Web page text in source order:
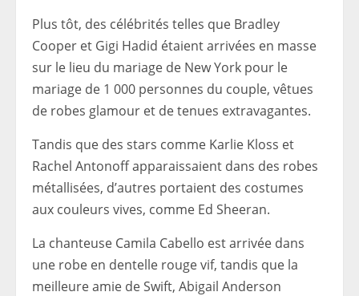
Plus tôt, des célébrités telles que Bradley
Cooper et Gigi Hadid étaient arrivées en masse
sur le lieu du mariage de New York pour le
mariage de 1 000 personnes du couple, vêtues
de robes glamour et de tenues extravagantes.
Tandis que des stars comme Karlie Kloss et
Rachel Antonoff apparaissaient dans des robes
métallisées, d’autres portaient des costumes
aux couleurs vives, comme Ed Sheeran.
La chanteuse Camila Cabello est arrivée dans
une robe en dentelle rouge vif, tandis que la
meilleure amie de Swift, Abigail Anderson